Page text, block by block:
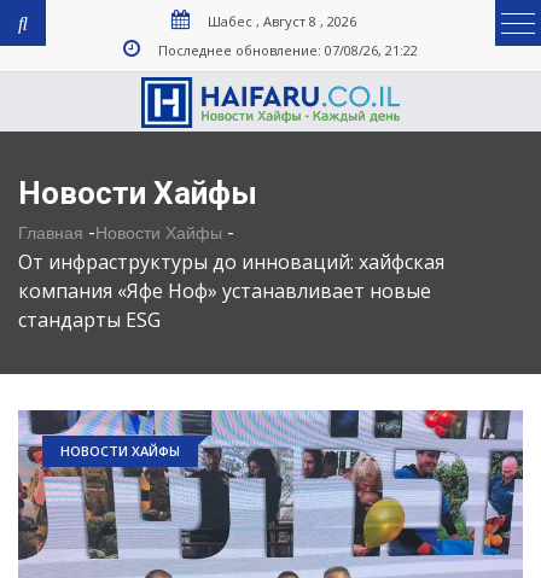
Шабес , Август 8 , 2026
Последнее обновление: 07/08/26, 21:22
Новости Хайфы
Главная -Новости Хайфы -
От инфраструктуры до инноваций: хайфская
компания «Яфе Ноф» устанавливает новые
стандарты ESG
НОВОСТИ ХАЙФЫ